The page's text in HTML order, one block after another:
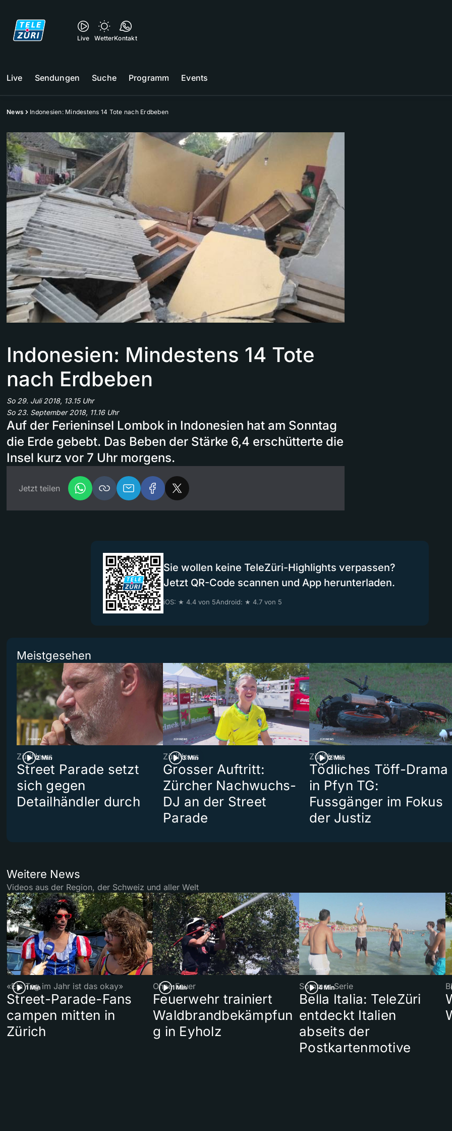
Live WetterKontakt
Live Sendungen Suche Programm Events
News Indonesien: Mindestens 14 Tote nach Erdbeben
Indonesien: Mindestens 14 Tote
nach Erdbeben
So 29. Juli 2018, 13.15 Uhr
So 23. September 2018, 11.16 Uhr
Auf der Ferieninsel Lombok in Indonesien hat am Sonntag
die Erde gebebt. Das Beben der Stärke 6,4 erschütterte die
Insel kurz vor 7 Uhr morgens.
Jetzt teilen
Sie wollen keine TeleZüri-Highlights verpassen?
Jetzt QR-Code scannen und App herunterladen.
iOS: ★ 4.4 von 5Android: ★ 4.7 von 5
Meistgesehen
2 Min
ZüriNews
Street Parade setzt
sich gegen
Detailhändler durch
3 Min
ZüriNews
Grosser Auftritt:
Zürcher Nachwuchs-
DJ an der Street
Parade
2 Min
ZüriNews
Tödliches Töff-Drama
in Pfyn TG:
Fussgänger im Fokus
der Justiz
Weitere News
Videos aus der Region, der Schweiz und aller Welt
1 Min
«Ein Tag im Jahr ist das okay»
Street-Parade-Fans
campen mitten in
Zürich
1 Min
Ohne Feuer
Feuerwehr trainiert
Waldbrandbekämpfun
g in Eyholz
4 Min
Sommer-Serie
Bella Italia: TeleZüri
entdeckt Italien
abseits der
Postkartenmotive